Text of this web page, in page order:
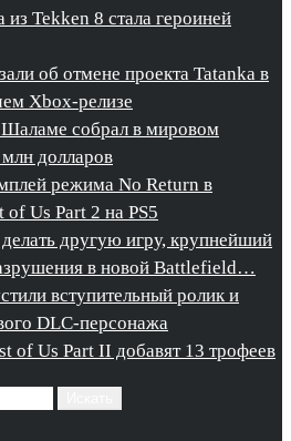
из Tekken 8 стала героиней
об отмене проекта Tatanka в
Xbox-релизе
собрал в мировом
долларов
режима No Return в
of Us Part 2 на PS5
другую игру, крупнейший
в новой Battlefield…
вступительный ролик и
DLC-персонажа
of Us Part II добавят 13 трофеев